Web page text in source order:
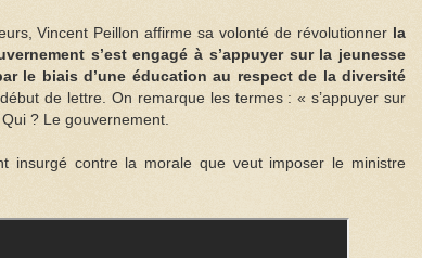
Vincent Peillon affirme sa volonté de révolutionner la
s’est engagé à s’appuyer sur la jeunesse
le biais d’une éducation au respect de la diversité
de lettre. On remarque les termes : « s’appuyer sur
? Le gouvernement.
insurgé contre la morale que veut imposer le ministre